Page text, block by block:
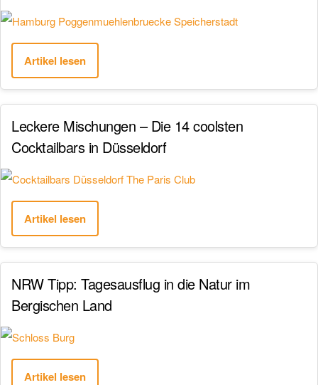
Artikel lesen
Leckere Mischungen – Die 14 coolsten
Cocktailbars in Düsseldorf
Artikel lesen
NRW Tipp: Tagesausflug in die Natur im
Bergischen Land
Artikel lesen